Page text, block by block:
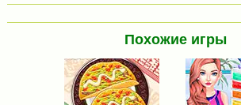
Похожие игры